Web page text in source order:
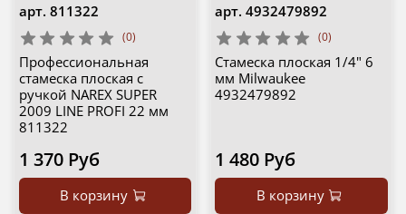
арт. 811322
(0)
Профессиональная
стамеска плоская с
ручкой NAREX SUPER
2009 LINE PROFI 22 мм
811322
1 370 Руб
В корзину
арт. 4932479892
(0)
Стамеска плоская 1/4" 6
мм Milwaukee
4932479892
1 480 Руб
В корзину